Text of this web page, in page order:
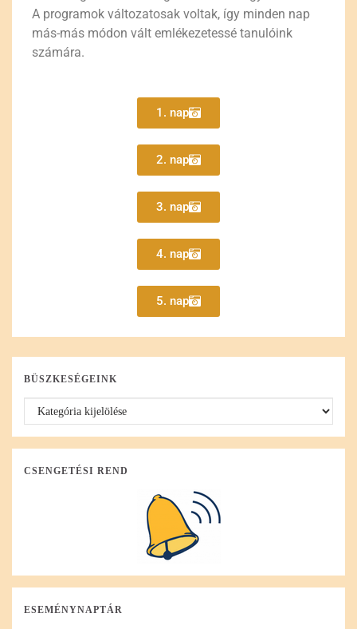
A programok változatosak voltak, így minden nap
más-más módon vált emlékezetessé tanulóink
számára.
1. nap
2. nap
3. nap
4. nap
5. nap
BÜSZKESÉGEINK
CSENGETÉSI REND
ESEMÉNYNAPTÁR